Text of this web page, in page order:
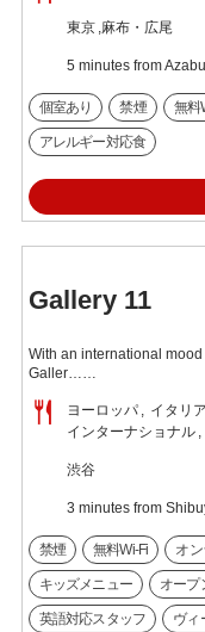
東京 麻布・広尾
5 minutes from
個室あり 禁煙 無料
アレルギー対応食
Gallery 11
With an international
Galler……
ヨーロッパ イタリ
インターナショナル
渋谷
3 minutes from
禁煙 無料Wi-Fi オ
キッズメニュー オープ
英語対応スタッフ ヴィ